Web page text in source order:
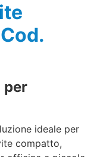
per
ideale per
compatto,